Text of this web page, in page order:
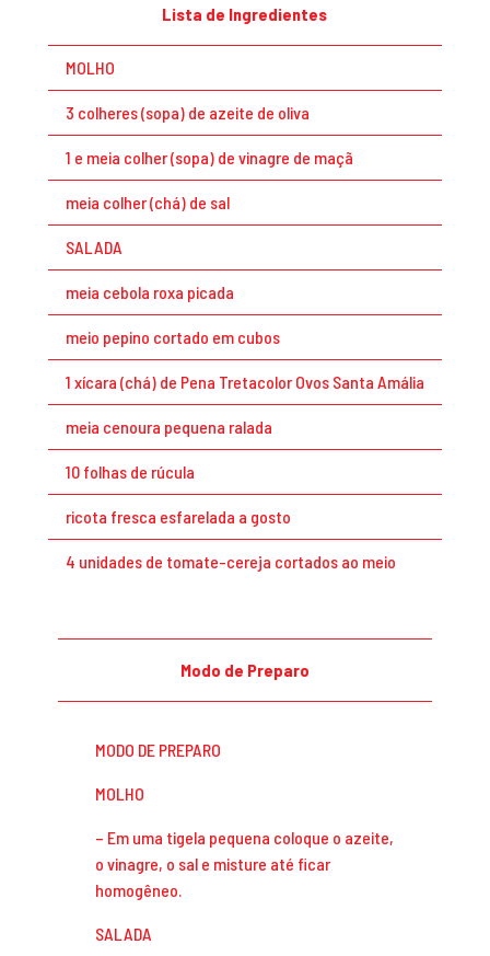
Lista de Ingredientes
MOLHO
3 colheres (sopa) de azeite de oliva
1 e meia colher (sopa) de vinagre de maçã
meia colher (chá) de sal
SALADA
meia cebola roxa picada
meio pepino cortado em cubos
1 xícara (chá) de Pena Tretacolor Ovos Santa Amália
meia cenoura pequena ralada
10 folhas de rúcula
ricota fresca esfarelada a gosto
4 unidades de tomate-cereja cortados ao meio
Modo de Preparo
MODO DE PREPARO
MOLHO
– Em uma tigela pequena coloque o azeite,
o vinagre, o sal e misture até ficar
homogêneo.
SALADA